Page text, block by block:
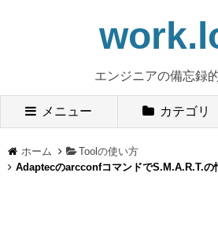
エンジニアの備忘録
メニュー カテゴリ
ホーム
Toolの使い方
AdaptecのarcconfコマンドでS.M.A.R.T.の